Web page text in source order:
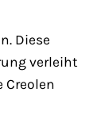
Diese
verleiht
Creolen